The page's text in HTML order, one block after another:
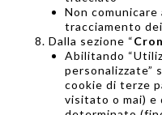
Non
tracciamento
Dalla sezione “
Abilitando
personalizzate”
cookie di terze
visitato o mai) e